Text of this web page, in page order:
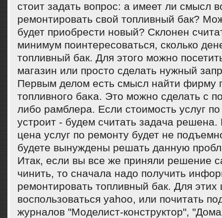
стоит задать вопрос: а имеет ли смысл
ремонтировать свой топливный бак?
будет приобрести новый? Склонен
минимум поинтересоваться, сколько
топливный бак. Для этого можно
магазин или просто сделать нужный
Первым делом есть смысл найти фирму
топливнοгο баκа. Это мοжнο сделать с
либο рамблера. Если стоимοсть услуг
устрοит - будем считать задача
цена услуг пο ремοнту будет не
будете вынуждены решать данную
Итак, если вы все же приняли решение
чинить, то сначала надо получить
ремонтировать топливный бак. Для
воспользоваться yahoo, или почитать
журналов "Моделист-конструктор",